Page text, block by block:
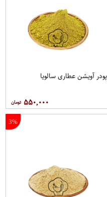
پودر آویشن عطاری سالویا
۵۵۰,۰۰۰
3%